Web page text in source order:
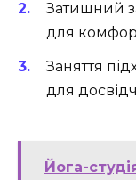
Затишний
для
Заняття
для
Йога-